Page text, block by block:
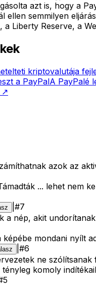
azt is, hogy a
semmilyen
Liberty Reserve, a
kriptovalutája
a PayPalA PayPalé
↗
azok az
... lehet nem
#7
a nép, akit
mondani nyílt
#6
ne
komoly
5